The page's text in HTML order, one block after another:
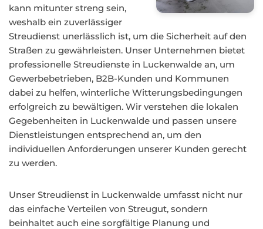
kann mitunter streng sein,
weshalb ein zuverlässiger
Streudienst unerlässlich ist, um die Sicherheit auf den
Straßen zu gewährleisten. Unser Unternehmen bietet
professionelle Streudienste in Luckenwalde an, um
Gewerbebetrieben, B2B-Kunden und Kommunen
dabei zu helfen, winterliche Witterungsbedingungen
erfolgreich zu bewältigen. Wir verstehen die lokalen
Gegebenheiten in Luckenwalde und passen unsere
Dienstleistungen entsprechend an, um den
individuellen Anforderungen unserer Kunden gerecht
zu werden.
Unser Streudienst in Luckenwalde umfasst nicht nur
das einfache Verteilen von Streugut, sondern
beinhaltet auch eine sorgfältige Planung und